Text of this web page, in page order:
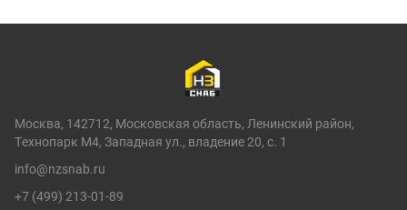
Москва, 142712, Московская область, Ленинский район,
Технопарк М4, Западная ул., владение 20, с. 1
info@nzsnab.ru
+7 (499) 213-01-89